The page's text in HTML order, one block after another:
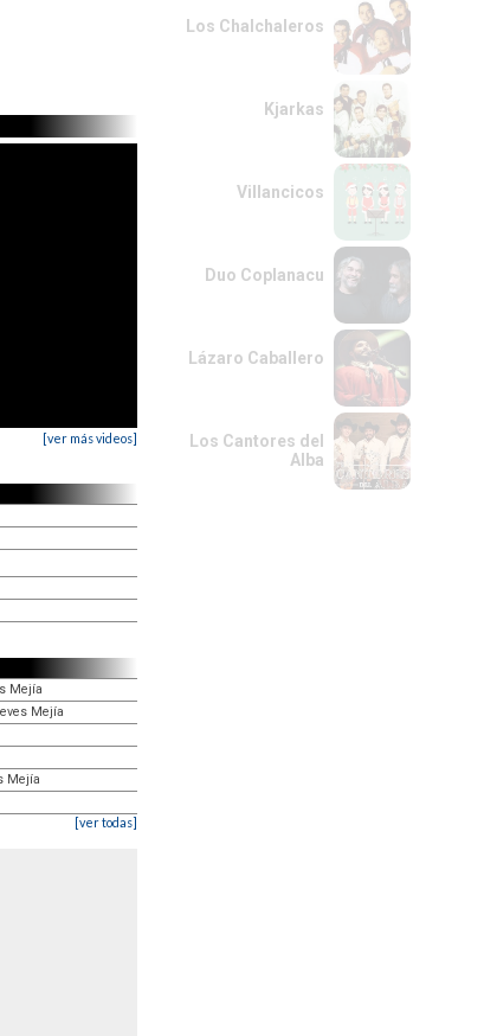
[ver más videos]
Mejía
Mejía
Mejía
[ver todas]
Los Chalchaleros
Kjarkas
Villancicos
Duo Coplanacu
Lázaro Caballero
Los Cantores del
Alba